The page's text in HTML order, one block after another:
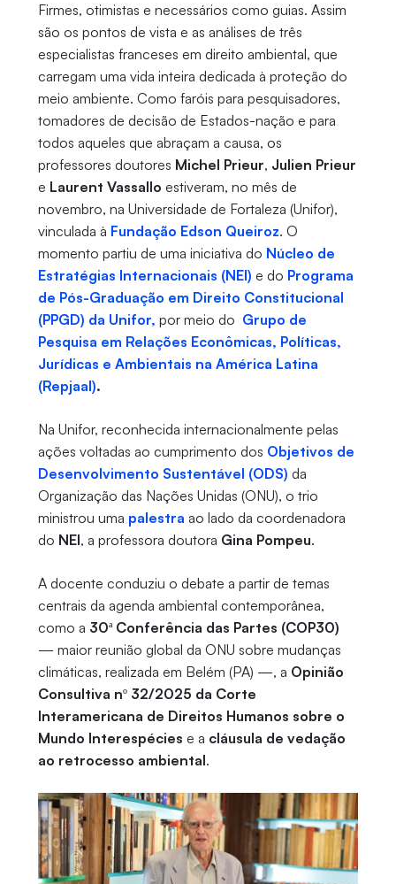
Firmes, otimistas e necessários como guias. Assim
são os pontos de vista e as análises de três
especialistas franceses em direito ambiental, que
carregam uma vida inteira dedicada à proteção do
meio ambiente. Como faróis para pesquisadores,
tomadores de decisão de Estados-nação e para
todos aqueles que abraçam a causa, os
professores doutores Michel Prieur, Julien Prieur
e Laurent Vassallo estiveram, no mês de
novembro, na Universidade de Fortaleza (Unifor),
vinculada à Fundação Edson Queiroz. O
momento partiu de uma iniciativa do Núcleo de
Estratégias Internacionais (NEI) e do Programa
de Pós-Graduação em Direito Constitucional
(PPGD) da Unifor, por meio do Grupo de
Pesquisa em Relações Econômicas, Políticas,
Jurídicas e Ambientais na América Latina
(Repjaal).
Na Unifor, reconhecida internacionalmente pelas
ações voltadas ao cumprimento dos Objetivos de
Desenvolvimento Sustentável (ODS) da
Organização das Nações Unidas (ONU), o trio
ministrou uma palestra ao lado da coordenadora
do NEI, a professora doutora Gina Pompeu.
A docente conduziu o debate a partir de temas
centrais da agenda ambiental contemporânea,
como a 30ª Conferência das Partes (COP30)
— maior reunião global da ONU sobre mudanças
climáticas, realizada em Belém (PA) —, a Opinião
Consultiva nº 32/2025 da Corte
Interamericana de Direitos Humanos sobre o
Mundo Interespécies e a cláusula de vedação
ao retrocesso ambiental.